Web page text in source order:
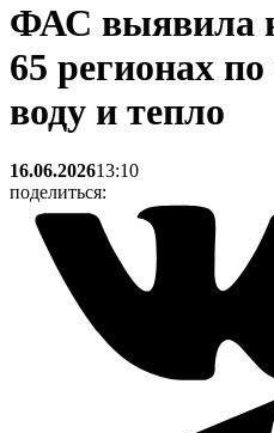
ФАС выявила
65 регионах
воду и тепло
16.06.202613:10
поделиться: